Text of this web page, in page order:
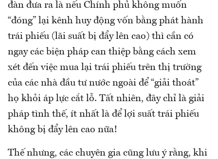
đàn đưa ra là nếu Chính phủ không muốn
“đóng” lại kênh huy động vốn bằng phát hành
trái phiếu (lãi suất bị đẩy lên cao) thì cần có
ngay các biện pháp can thiệp bằng cách xem
xét đến việc mua lại trái phiếu trên thị trường
của các nhà đầu tư nước ngoài để “giải thoát”
họ khỏi áp lực cắt lỗ. Tất nhiên, đây chỉ là giải
pháp tình thế, ít nhất là để lợi suất trái phiếu
không bị đẩy lên cao nữa!
Thế nhưng, các chuyên gia cũng lưu ý rằng, khi